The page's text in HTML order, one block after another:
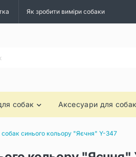
Як зробити виміри собаки
собак Аксесуари для собак
синього кольору "Яєчня" Y-347